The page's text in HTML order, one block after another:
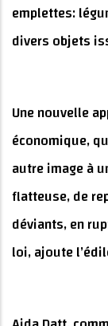
emplettes:
divers objets
Une nouvelle
économique,
autre image à
flatteuse, de
déviants, en
loi, ajoute